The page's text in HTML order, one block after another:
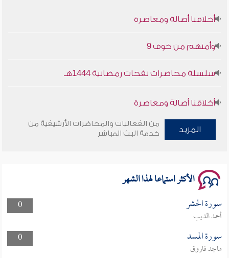
أخلاقنا أصالة ومعاصرة
وأمنهم من خوف 9
سلسلة محاضرات نفحات رمضانية 1444هـ
أخلاقنا أصالة ومعاصرة
وأمنهم من خوف 9
المزيد
من الفعاليات والمحاضرات الأرشيفية من
خدمة البث المباشر
الأكثر استماعا لهذا الشهر
0 سورة الحشر
أحمد الديب
0
سورة المسد
ماجد فاروق